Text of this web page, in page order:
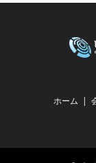
ホーム